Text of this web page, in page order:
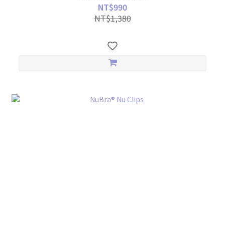
NT$990
NT$1,380